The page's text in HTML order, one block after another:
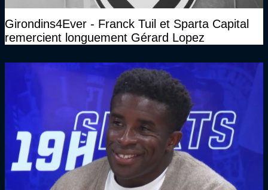
Girondins4Ever - Franck Tuil et Sparta Capital
remercient longuement Gérard Lopez